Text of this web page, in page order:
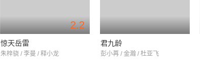
2.2
惊天岳雷
朱梓骁 / 李曼 / 释小龙
君九龄
彭小苒 / 金瀚 / 杜亚飞